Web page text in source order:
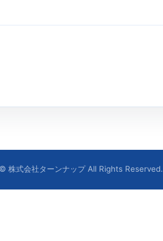
株式会社ターンナップ All Rights Reserved.